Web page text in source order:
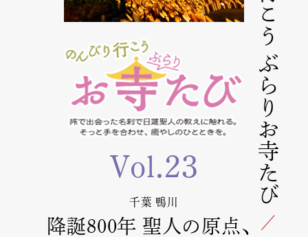
ぶらりお寺たび
Vol.23
千葉 鴨川
降誕800年 聖人の原点、